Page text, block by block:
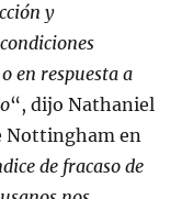
y
en respuesta a
“, dijo Nathaniel
Nottingham en
de fracaso de